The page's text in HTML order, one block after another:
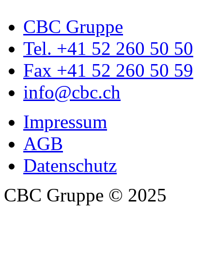
CBC Gruppe
Tel. +41 52 260 50 50
Fax +41 52 260 50 59
info@cbc.ch
Impressum
AGB
Datenschutz
CBC Gruppe © 2025